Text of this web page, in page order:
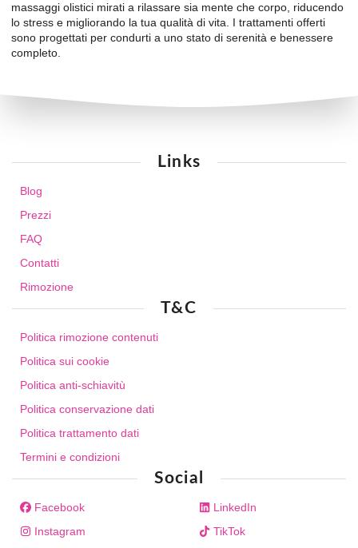
massaggi olistici mirati a rilassare sia mente che corpo, riducendo
lo stress e migliorando la tua qualità di vita. I trattamenti offerti
sono progettati per condurti a uno stato di serenità e benessere
completo.
Links
Blog
Prezzi
FAQ
Contatti
Rimozione
T&C
Politica rimozione contenuti
Politica sui cookie
Politica anti-schiavitù
Politica conservazione dati
Politica trattamento dati
Termini e condizioni
Social
Facebook
Instagram
LinkedIn
TikTok